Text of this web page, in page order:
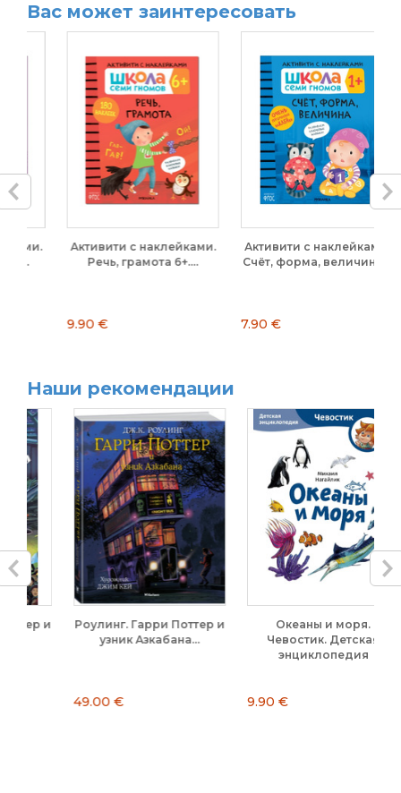
Вас может заинтересовать
Активити с наклейками.
Речь, грамота 6+....
9.90 €
Активити с наклейками.
Счёт, форма, величина...
7.90 €
Наши рекомендации
Роулинг. Гарри Поттер и
узник Азкабана...
49.00 €
Океаны и моря.
Чевостик. Детская
энциклопедия
9.90 €